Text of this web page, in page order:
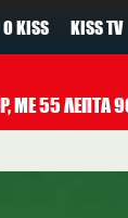
Ο KISS KISS TV